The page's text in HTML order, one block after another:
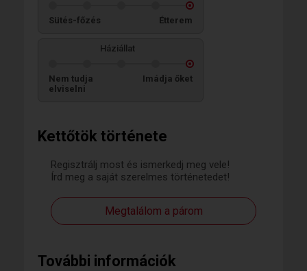
Kettőtök története
Regisztrálj most és ismerkedj meg vele!
Írd meg a saját szerelmes történetedet!
Megtalálom a párom
További információk
Sütés-főzés Étterem
Háziállat
Nem tudja
elviselni
Imádja őket